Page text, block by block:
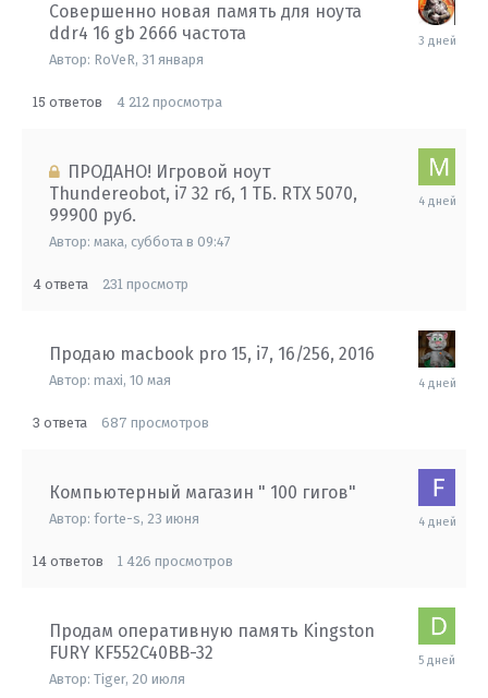
Совершенно новая память для ноута
ddr4 16 gb 2666 частота
Автор: RoVeR, 31 января
15 ответов 4 212 просмотра
ПРОДАНО! Игровой ноут
Thundereobot, i7 32 гб, 1 ТБ. RTX 5070,
99900 руб.
Автор: мака, суббота в 09:47
4 ответа 231 просмотр
суббота
Продаю macbook pro 15, i7, 16/256, 2016
Автор: maxi, 10 мая
3 ответа 687 просмотров
суббота
Компьютерный магазин " 100 гигов"
Автор: forte-s, 23 июня
14 ответов 1 426 просмотров
суббота
Продам оперативную память Kingston
FURY KF552C40BB-32
Автор: Tiger, 20 июля
пятница